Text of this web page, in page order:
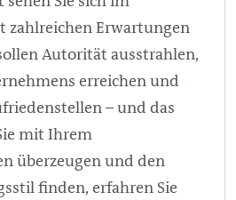
Erwartungen
Autorität ausstrahlen,
erreichen und
– und das
mit Ihrem
überzeugen und den
finden, erfahren Sie